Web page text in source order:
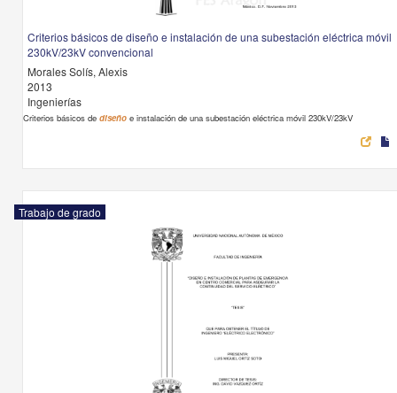
Criterios básicos de diseño e instalación de una subestación eléctrica móvil
230kV/23kV convencional
Morales Solís, Alexis
2013
Ingenierías
Criterios básicos dediseño e instalación de una subestación eléctrica móvil 230kV/23kV
Trabajo de grado